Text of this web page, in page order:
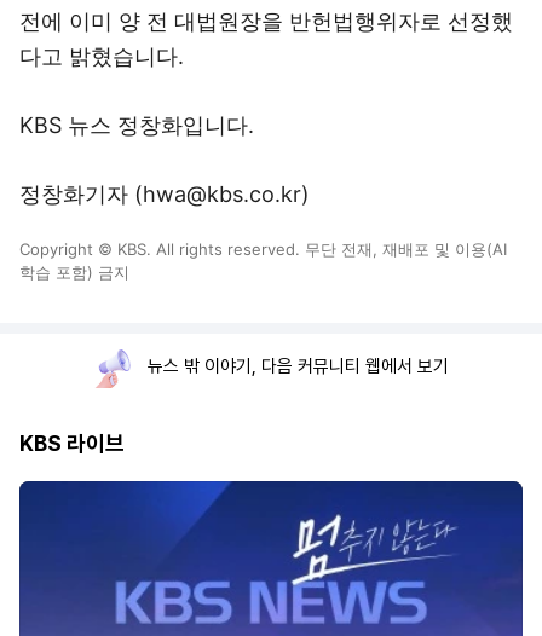
전에 이미 양 전 대법원장을 반헌법행위자로 선정했
다고 밝혔습니다.
KBS 뉴스 정창화입니다.
정창화기자 (hwa@kbs.co.kr)
Copyright © KBS. All rights reserved. 무단 전재, 재배포 및 이용(AI
학습 포함) 금지
뉴스 밖 이야기, 다음 커뮤니티 웹에서 보기
KBS 라이브